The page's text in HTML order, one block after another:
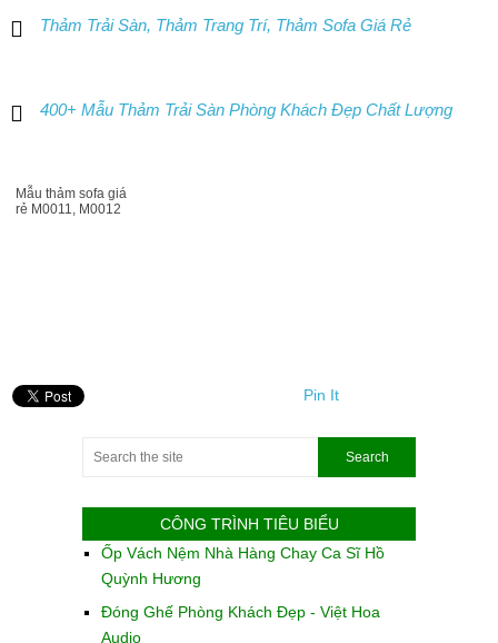
Thảm Trải Sàn, Thảm Trang Trí, Thảm Sofa Giá Rẻ
400+ Mẫu Thảm Trải Sàn Phòng Khách Đẹp Chất Lượng
Mẫu thảm sofa giá
rẻ M0011, M0012
Pin It
CÔNG TRÌNH TIÊU BIỂU
Ốp Vách Nệm Nhà Hàng Chay Ca Sĩ Hồ
Quỳnh Hương
Đóng Ghế Phòng Khách Đẹp - Việt Hoa
Audio